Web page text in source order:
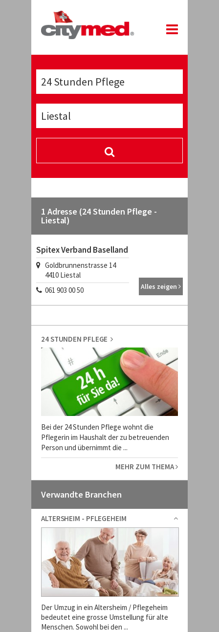
1 Adresse (24 Stunden Pflege -
Liestal)
Spitex Verband Baselland
Goldbrunnenstrasse 14
4410 Liestal
061 903 00 50
Alles zeigen
24 STUNDEN PFLEGE
Bei der 24 Stunden Pflege wohnt die
Pflegerin im Haushalt der zu betreuenden
Person und übernimmt die ...
MEHR ZUM THEMA
Verwandte Branchen
ALTERSHEIM - PFLEGEHEIM
Der Umzug in ein Altersheim / Pflegeheim
bedeutet eine grosse Umstellung für alte
Menschen. Sowohl bei den ...